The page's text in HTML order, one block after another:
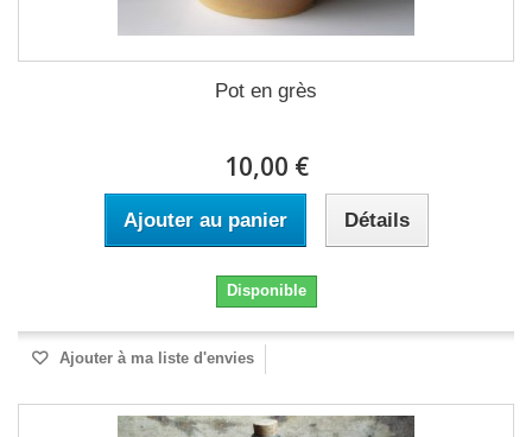
Pot en grès
10,00 €
Ajouter au panier Détails
Disponible
Ajouter à ma liste d'envies